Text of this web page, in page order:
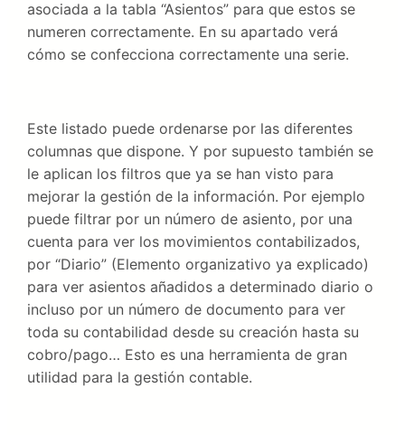
asociada a la tabla “Asientos” para que estos se
numeren correctamente. En su apartado verá
cómo se confecciona correctamente una serie.
Este listado puede ordenarse por las diferentes
columnas que dispone. Y por supuesto también se
le aplican los filtros que ya se han visto para
mejorar la gestión de la información. Por ejemplo
puede filtrar por un número de asiento, por una
cuenta para ver los movimientos contabilizados,
por “Diario” (Elemento organizativo ya explicado)
para ver asientos añadidos a determinado diario o
incluso por un número de documento para ver
toda su contabilidad desde su creación hasta su
cobro/pago… Esto es una herramienta de gran
utilidad para la gestión contable.